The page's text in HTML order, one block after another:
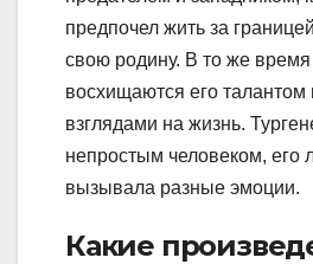
предпочел жить за
свою родину. В то же время
восхищаются его талантом
взглядами на жизнь.
непростым человеком, его
вызывала разные эмоции.
Какие